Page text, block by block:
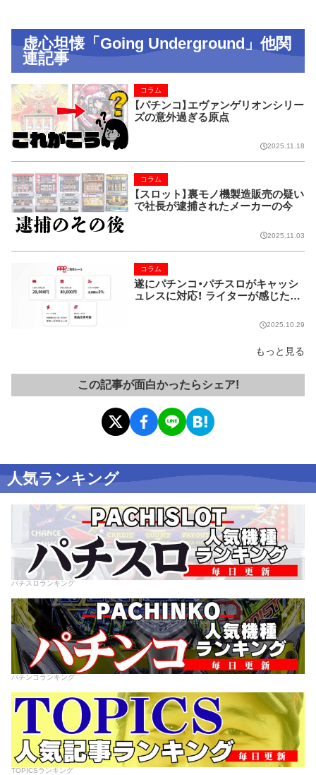
虚心坦懐「Going Underground」他関
連記事
【パチンコ】エヴァンゲリオンシリー
ズの意外過ぎる原点
コラム
2025.11.18
【スロット】裏モノ機製造販売の疑い
で社長が逮捕されたメーカーの今
コラム
2025.11.03
遂にパチンコ・パチスロがキャッシ
ュレスに対応！ ライターが感じた課
コラム
2025.10.29
もっと見る
この記事が面白かったらシェア!
人気ランキング
パチスロランキング
パチンコランキング
TOPICSランキング